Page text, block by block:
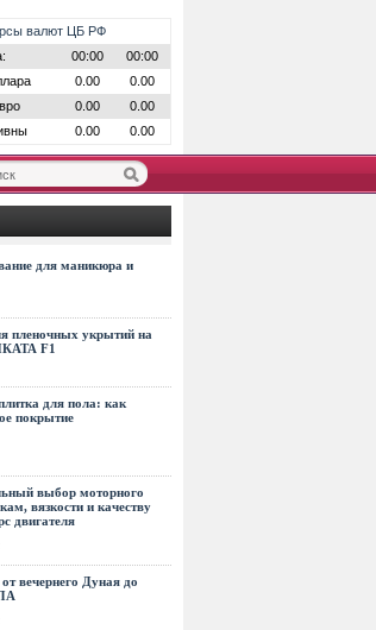
валют ЦБ РФ
00:00
00:00
0.00
0.00
0.00
0.00
0.00 0.00
для маникюра и
пленочных укрытий на
F1
для пола: как
покрытие
выбор моторного
вязкости и качеству
двигателя
вечернего Дуная до